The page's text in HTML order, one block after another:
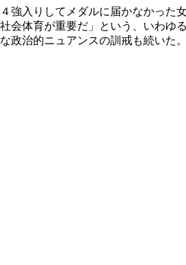
強入りしてメダルに届かなかった
会体育が重要だ」という、いわゆ
政治的ニュアンスの訓戒も続いた。